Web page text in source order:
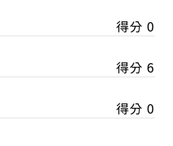
得分 0
得分 6
得分 0